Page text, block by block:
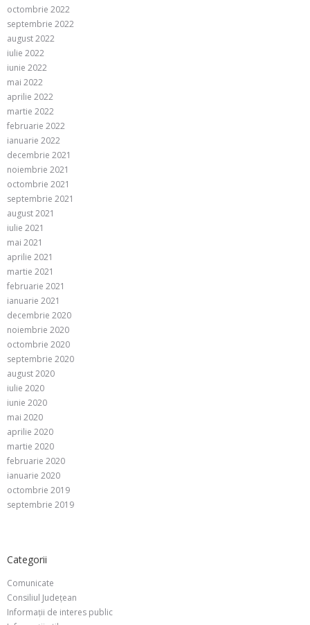
octombrie 2022
septembrie 2022
august 2022
iulie 2022
iunie 2022
mai 2022
aprilie 2022
martie 2022
februarie 2022
ianuarie 2022
decembrie 2021
noiembrie 2021
octombrie 2021
septembrie 2021
august 2021
iulie 2021
mai 2021
aprilie 2021
martie 2021
februarie 2021
ianuarie 2021
decembrie 2020
noiembrie 2020
octombrie 2020
septembrie 2020
august 2020
iulie 2020
iunie 2020
mai 2020
aprilie 2020
martie 2020
februarie 2020
ianuarie 2020
octombrie 2019
septembrie 2019
Categorii
Comunicate
Consiliul Județean
Informații de interes public